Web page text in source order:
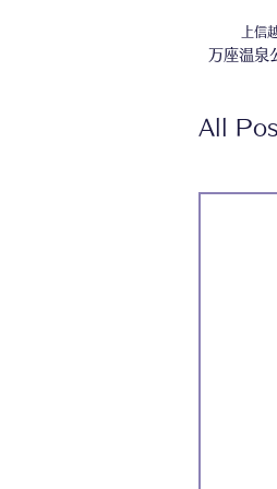
上信
万座温泉
All